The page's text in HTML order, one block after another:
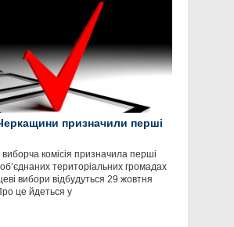
призначили перші
комісія призначила перші
територіальних громадах
вибори відбудуться 29 жовтня
це йдеться у